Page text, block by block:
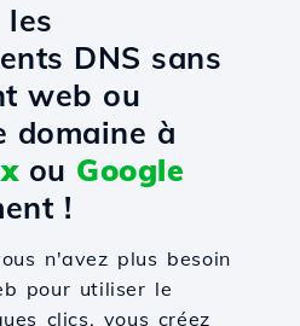
DNS sans
web ou
domaine à
ou Google
!
n'avez plus besoin
pour utiliser le
clics, vous créez